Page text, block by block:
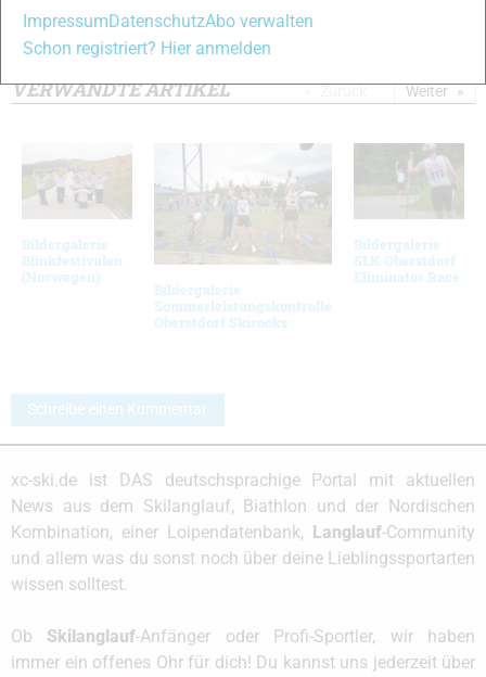
© Bilder 1 - 14: Mario Felgenhauer;
VERWANDTE ARTIKEL
Bildergalerie
Blinkfestivalen
(Norwegen)
Bildergalerie
Sommerleistungskontrolle
Oberstdorf Skirocks
Bildergalerie
SLK Oberstdorf
Eliminator Race
Weiter
Schreibe einen Kommentar
xc-ski.de ist DAS deutschsprachige Portal mit aktuellen
News aus dem Skilanglauf, Biathlon und der Nordischen
Kombination, einer Loipendatenbank,
Langlauf-Community
und allem was du sonst noch über deine Lieblingssportarten
wissen solltest.
Ob Skilanglauf-Anfänger oder Profi-Sportler, wir haben
immer ein offenes Ohr für dich! Du kannst uns jederzeit über
Impressum DatenschutzAbo verwalten
Schon registriert? Hier anmelden